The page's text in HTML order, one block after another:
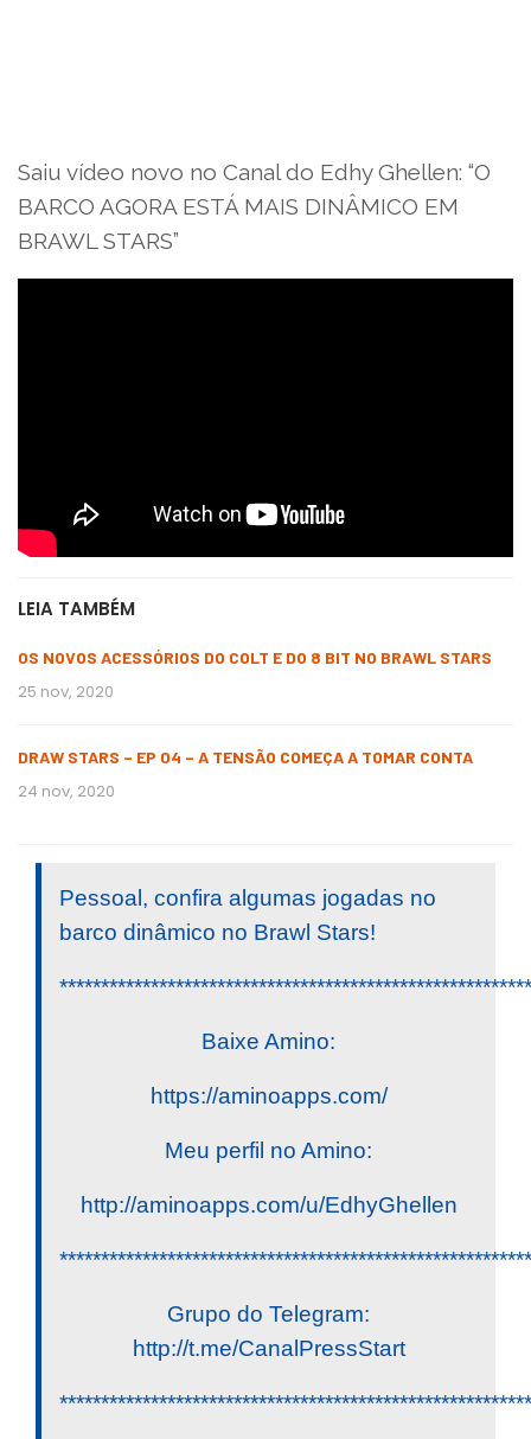
Saiu vídeo novo no Canal do Edhy Ghellen: “O
BARCO AGORA ESTÁ MAIS DINÂMICO EM
BRAWL STARS”
LEIA TAMBÉM
OS NOVOS ACESSÓRIOS DO COLT E DO 8 BIT NO BRAWL STARS
25 nov, 2020
DRAW STARS – EP 04 – A TENSÃO COMEÇA A TOMAR CONTA
24 nov, 2020
Pessoal, confira algumas jogadas no
barco dinâmico no Brawl Stars!
Baixe Amino:
https://aminoapps.com/
Meu perfil no Amino:
http://aminoapps.com/u/EdhyGhellen
Grupo do Telegram:
http://t.me/CanalPressStart